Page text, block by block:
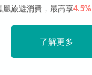
凰旅遊消費，最高享4.5%
了解更多